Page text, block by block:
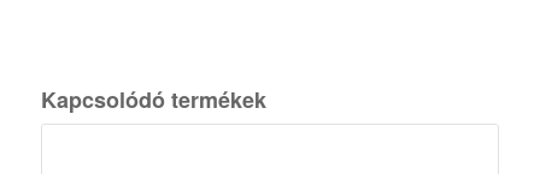
Kapcsolódó termékek